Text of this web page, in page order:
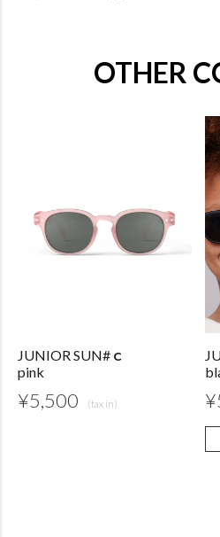
OTHER
JUNIOR SUN#ｃ
pink
¥5,500 ¥